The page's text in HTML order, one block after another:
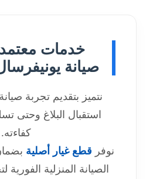
خدمات
صيانة
نتميز بتقديم تجربة
استقبال البلاغ وحتى
كفاءته.
نوفر قطع غيار أصلية
الصيانة المنزلية